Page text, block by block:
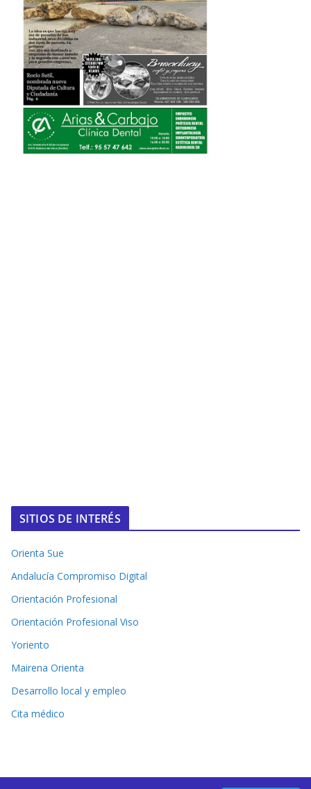
SITIOS DE INTERÉS
Orienta Sue
Andalucía Compromiso Digital
Orientación Profesional
Orientación Profesional Viso
Yoriento
Mairena Orienta
Desarrollo local y empleo
Cita médico